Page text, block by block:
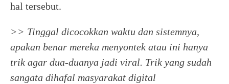
hal tersebut.
>> Tinggal dicocokkan waktu dan sistemnya,
apakan benar mereka menyontek atau ini hanya
trik agar dua-duanya jadi viral. Trik yang sudah
sangata dihafal masyarakat digital